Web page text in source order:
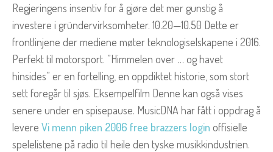
Regjeringens insentiv for å gjøre det mer gunstig å
investere i gründervirksomheter. 10.20—10.50 Dette er
frontlinjene der mediene møter teknologiselskapene i 2016.
Perfekt til motorsport. ”Himmelen over … og havet
hinsides” er en fortelling, en oppdiktet historie, som stort
sett foregår til sjøs. Eksempelfilm Denne kan også vises
senere under en spisepause. MusicDNA har fått i oppdrag å
levere Vi menn piken 2006 free brazzers login offisielle
spelelistene på radio til heile den tyske musikkindustrien.